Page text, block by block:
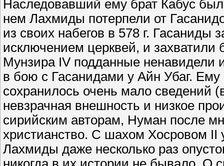
Наследовавший ему брат Кабус
нем Лахмиды потерпели от
из своих набегов в 578 г. Гасаниды
исключением церквей, и
Мунзира IV подданные ненавидели
в бою с Гасанидами у Айн Убаг.
сохранилось очень мало сведений
невзрачная внешность и низкое
сирийским авторам, Нуман после
христианство. С шахом Хосровом II
Лахмиды даже несколько раз